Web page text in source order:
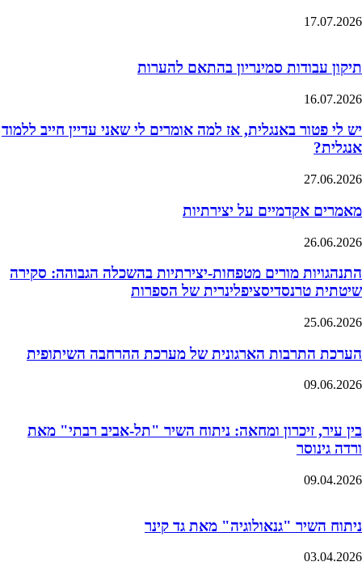
17.07.2026
תיקון עבודות סמינריון בהתאם להערות
16.07.2026
יש לי פטור באנגלית, אז למה אומרים לי שאני עדיין חייב ללמוד
אנגלית?
27.06.2026
מאמרים אקדמיים על יצירתיות
26.06.2026
התנהגויות מורים מטפחות-יצירתיות בהשכלה הגבוהה: סקירה
שיטתית טרנסדיסציפלינרית של הספרות
25.06.2026
הערכת התרבות הארגונית של מערכת ההרחבה השיתופית
09.06.2026
בין עיר, זיכרון ומחאה: ניתוח השיר "תל-אביב רבתי" מאת
ורדה גינוסר
09.04.2026
ניתוח השיר "גנאולוגיה" מאת גד קינר
03.04.2026